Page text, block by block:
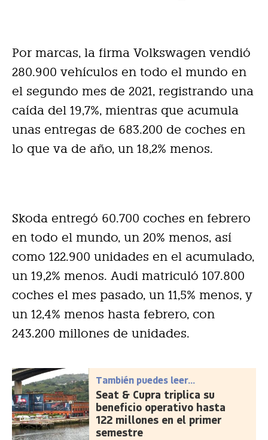
Por marcas, la firma Volkswagen vendió
280.900 vehículos en todo el mundo en
el segundo mes de 2021, registrando una
caída del 19,7%, mientras que acumula
unas entregas de 683.200 de coches en
lo que va de año, un 18,2% menos.
Skoda entregó 60.700 coches en febrero
en todo el mundo, un 20% menos, así
como 122.900 unidades en el acumulado,
un 19,2% menos. Audi matriculó 107.800
coches el mes pasado, un 11,5% menos, y
un 12,4% menos hasta febrero, con
243.200 millones de unidades.
También puedes leer...
Seat & Cupra triplica su
beneficio operativo hasta
122 millones en el primer
semestre